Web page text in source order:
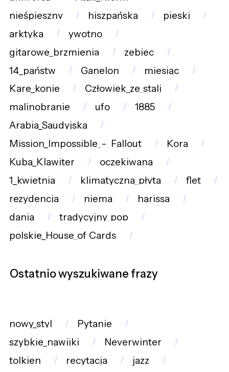
nieśpieszny
hiszpańska
pieski
arktyka
ywotno
gitarowe_brzmienia
zebiec
14_państw
Ganelon
miesiąc
Kare_konie
Człowiek_ze_stali
malinobranie
ufo
1885
Arabia_Saudyjska
Mission_Impossible_-_Fallout
Kora
Kuba_Klawiter
oczekiwana
1_kwietnia
klimatyczna_płyta
flet
rezydencja
niema
harissa
dania
tradycyjny_pop
polskie_House_of_Cards
Ostatnio wyszukiwane frazy
nowy_styl
Pytanie
szybkie_nawijki
Neverwinter
tolkien
recytacja
jazz